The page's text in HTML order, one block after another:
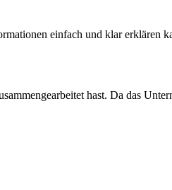
einfach und klar erklären
hast. Da das